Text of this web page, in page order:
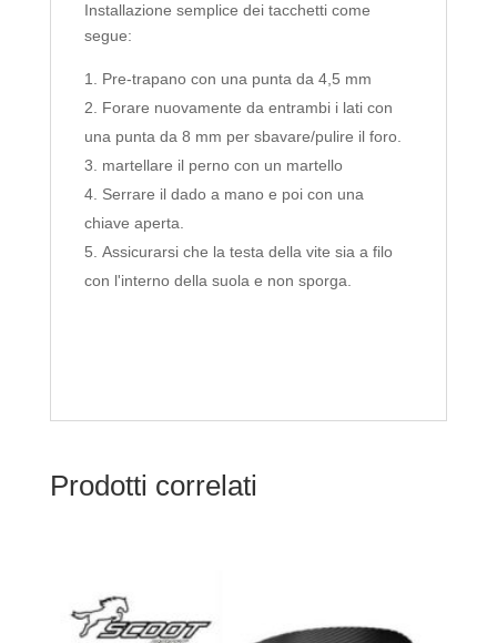
Installazione semplice dei tacchetti come
segue:
Pre-trapano con una punta da 4,5 mm
Forare nuovamente da entrambi i lati con
una punta da 8 mm per sbavare/pulire il foro.
martellare il perno con un martello
Serrare il dado a mano e poi con una
chiave aperta.
Assicurarsi che la testa della vite sia a filo
con l'interno della suola e non sporga.
Prodotti correlati